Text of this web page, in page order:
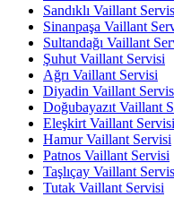
Sandıklı Vaillant
Sinanpaşa Vaillant
Sultandağı Vaillant
Şuhut Vaillant Servisi
Ağrı Vaillant Servisi
Diyadin Vaillant
Doğubayazıt Vaillant
Eleşkirt Vaillant Servisi
Hamur Vaillant Servisi
Patnos Vaillant Servisi
Taşlıçay Vaillant
Tutak Vaillant Servisi